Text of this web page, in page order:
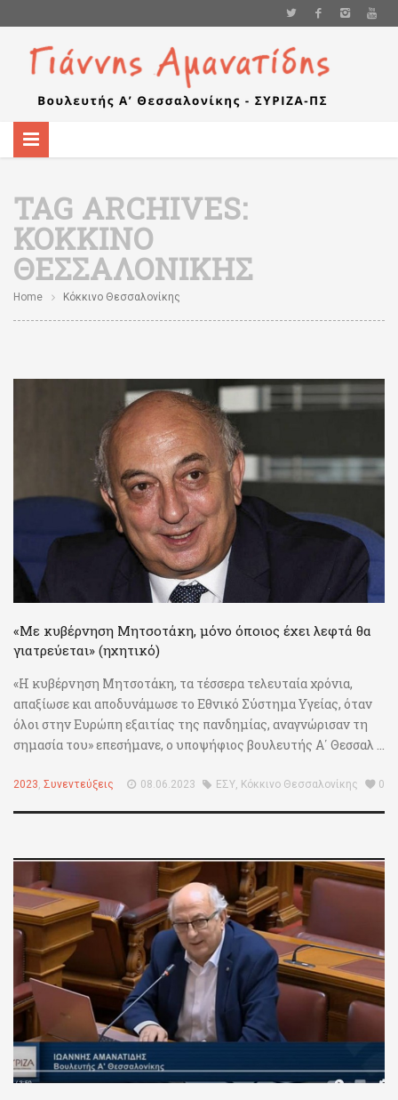
TAG ARCHIVES:
ΚΌΚΚΙΝΟ
ΘΕΣΣΑΛΟΝΊΚΗΣ
Home Κόκκινο Θεσσαλονίκης
«Με κυβέρνηση Μητσοτάκη, μόνο όποιος έχει λεφτά θα
γιατρεύεται» (ηχητικό)
«Η κυβέρνηση Μητσοτάκη, τα τέσσερα τελευταία χρόνια,
απαξίωσε και αποδυνάμωσε το Εθνικό Σύστημα Υγείας, όταν
όλοι στην Ευρώπη εξαιτίας της πανδημίας, αναγνώρισαν τη
σημασία του» επεσήμανε, ο υποψήφιος βουλευτής Α΄ Θεσσαλ ...
2023, Συνεντεύξεις 08.06.2023 ΕΣΥ, Κόκκινο Θεσσαλονίκης 0